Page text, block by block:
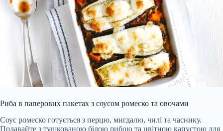
Риба в паперових пакетах з соусом ромеско та овочами
Соус ромеско готується з перцю, мигдалю, чилі та часнику.
Подавайте з тушкованою білою рибою та цвітною капустою для